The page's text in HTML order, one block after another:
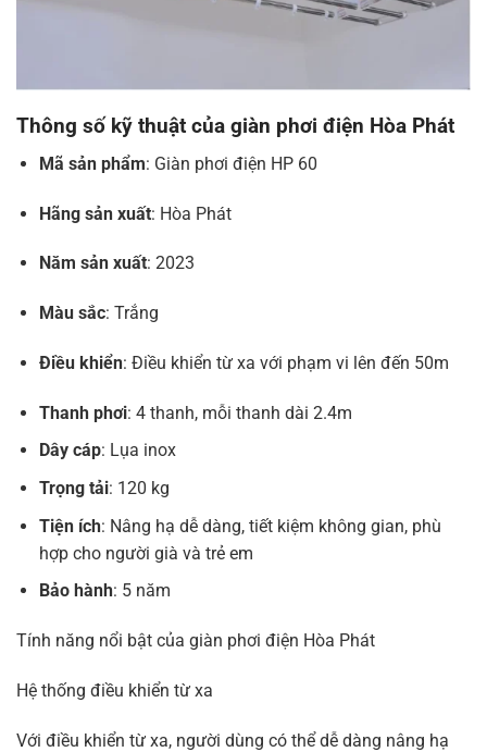
Thông số kỹ thuật của giàn phơi điện Hòa Phát
Mã sản phẩm: Giàn phơi điện HP 60
Hãng sản xuất: Hòa Phát
Năm sản xuất: 2023
Màu sắc: Trắng
Điều khiển: Điều khiển từ xa với phạm vi lên đến 50m
Thanh phơi: 4 thanh, mỗi thanh dài 2.4m
Dây cáp: Lụa inox
Trọng tải: 120 kg
Tiện ích: Nâng hạ dễ dàng, tiết kiệm không gian, phù
hợp cho người già và trẻ em
Bảo hành: 5 năm
Tính năng nổi bật của giàn phơi điện Hòa Phát
Hệ thống điều khiển từ xa
Với điều khiển từ xa, người dùng có thể dễ dàng nâng hạ